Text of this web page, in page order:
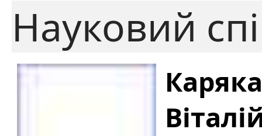
Науковий